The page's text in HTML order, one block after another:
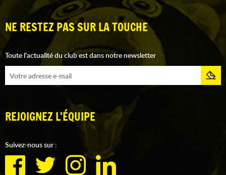
NE RESTEZ PAS SUR LA TOUCHE
Toute l'actualité du club est dans notre newsletter
REJOIGNEZ L'ÉQUIPE
Suivez-nous sur :